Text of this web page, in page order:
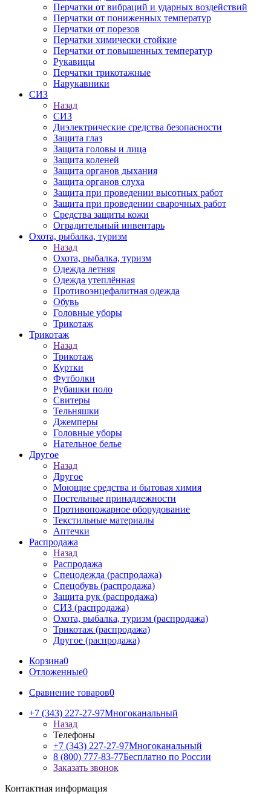
Перчатки от вибраций и ударных воздействий
Перчатки от пониженных температур
Перчатки от порезов
Перчатки химически стойкие
Перчатки от повышенных температур
Рукавицы
Перчатки трикотажные
Нарукавники
СИЗ
Назад
СИЗ
Диэлектрические средства безопасности
Защита глаз
Защита головы и лица
Защита коленей
Защита органов дыхания
Защита органов слуха
Защита при проведении высотных работ
Защита при проведении сварочных работ
Средства защиты кожи
Оградительный инвентарь
Охота, рыбалка, туризм
Назад
Охота, рыбалка, туризм
Одежда летняя
Одежда утеплённая
Противоэнцефалитная одежда
Обувь
Головные уборы
Трикотаж
Трикотаж
Назад
Трикотаж
Куртки
Футболки
Рубашки поло
Свитеры
Тельняшки
Джемперы
Головные уборы
Нательное белье
Другое
Назад
Другое
Моющие средства и бытовая химия
Постельные принадлежности
Противопожарное оборудование
Текстильные материалы
Аптечки
Распродажа
Назад
Распродажа
Спецодежда (распродажа)
Спецобувь (распродажа)
Защита рук (распродажа)
СИЗ (распродажа)
Охота, рыбалка, туризм (распродажа)
Трикотаж (распродажа)
Другое (распродажа)
Корзина0
Отложенные0
Сравнение товаров0
+7 (343) 227-27-97Многоканальный
Назад
Телефоны
+7 (343) 227-27-97Многоканальный
8 (800) 777-83-77Бесплатно по России
Заказать звонок
Контактная информация